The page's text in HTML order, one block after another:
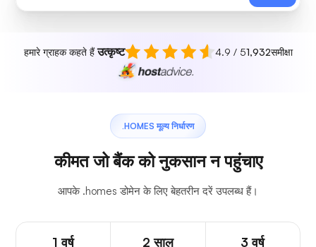
हमारे ग्राहक कहते हैंउत्कृष्ट 4.9 / 51,932समीक्षा
.HOMES मूल्य निर्धारण
कीमत जो बैंक को नुकसान न पहुंचाए
आपके .homes डोमेन के लिए बेहतरीन दरें उपलब्ध हैं।
1 वर्ष 2 साल 3 वर्ष